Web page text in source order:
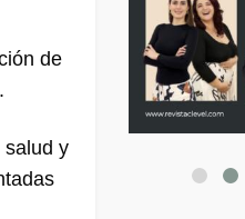
de
.
salud y